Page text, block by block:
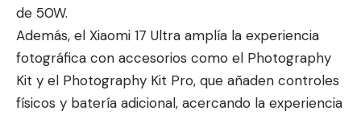
de 50W.
Además, el Xiaomi 17 Ultra amplía la experiencia
fotográfica con accesorios como el Photography
Kit y el Photography Kit Pro, que añaden controles
físicos y batería adicional, acercando la experiencia